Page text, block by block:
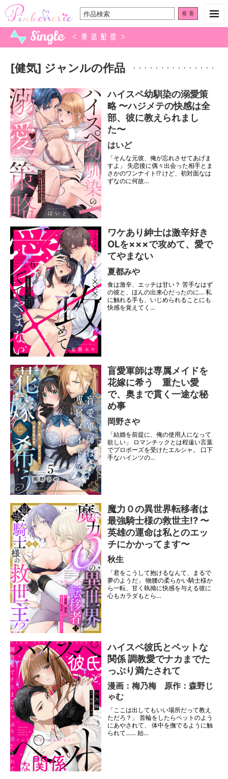
検
索:
[健気] ジャンルの作品
ハイスペ幼馴染の溺愛策
略 〜ハジメテの快感は全
部、彼に教えられまし
た〜
はいど
「そんな元彼、俺が忘れさせてあげま
すよ」 失恋後に偶々出会った相手とま
さかのワンナイト!? けど、初対面なは
ずなのに何故…
ワケあり紳士は激辛好き
OLを×××で攻めて、愛で
てやまない
夏都みや
食は激辛、エッチは甘い？ 苦手なはず
の彼と、ほんの出来心だったのに… 私
に触れる手も、いじめられることにも
快感を覚えてく…
盲愛軍師は専属メイドを
花嫁に希う 重たい愛
で、奥まで貫く一途な秘
め事
岡野さや
「結婚を前提に、俺の使用人になって
欲しい」 ロマンチックとは程遠い言葉
でプロポーズを受けたエルシャ。 口下
手なハインツの…
魔力０の異世界転移者は
最強騎士様の救世主!? 〜
英雄の運命は私とのエッ
チにかかってます〜
秋生
「君をこうして抱けるなんて、まるで
夢のようだ」 物腰の柔らかい騎士様か
ら一転、甘く執拗に快感を与える彼に
心もカラダもとら…
ハイスペ彼氏とペットな
関係 調教愛でナカまでた
っぷり満たされて
漫画：梅乃梅 原作：森野じ
ゃむ
「ここは出してもいい場所だって教え
ただろ？」 首輪をしたらペットのよう
にあやされて、 体中を撫でるように触
られて…… 始…